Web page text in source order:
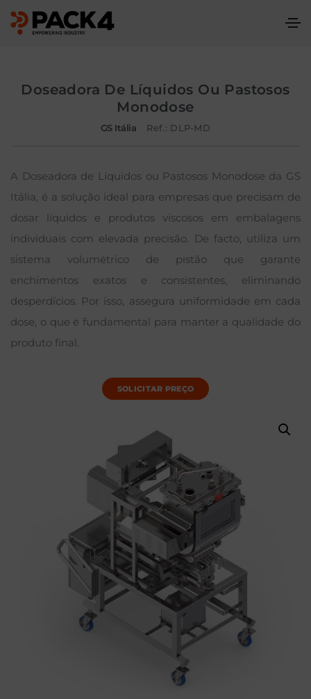
Doseadora De Líquidos Ou Pastosos
Monodose
GS Itália Ref.: DLP-MD
A Doseadora de Líquidos ou Pastosos Monodose da GS
Itália, é a solução ideal para empresas que precisam de
dosar líquidos e produtos viscosos em embalagens
individuais com elevada precisão. De facto, utiliza um
sistema volumétrico de pistão que garante
enchimentos exatos e consistentes, eliminando
desperdícios. Por isso, assegura uniformidade em cada
dose, o que é fundamental para manter a qualidade do
produto final.
SOLICITAR PREÇO